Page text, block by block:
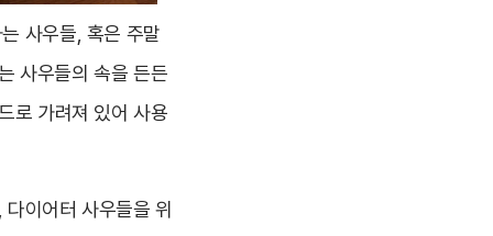
사우들, 혹은 주말
사우들의 속을 든든
로 가려져 있어 사용
이어터 사우들을 위